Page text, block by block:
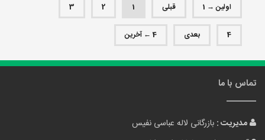
اولین → 1 قبلی 1
2
3
4 بعدی 4 ← آخرین
تماس با ما
مدیریت : بازرگانی لاله عباسی نفیس